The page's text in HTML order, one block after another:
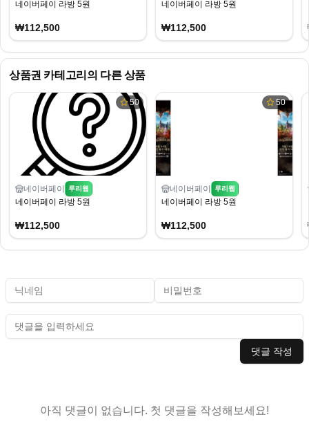
네이버페이 라방 5원
₩112,500
네이버페이 라방 5원
₩112,500
상품권 카테고리의 다른 상품
50
네이버페이 루리웹
네이버페이 라방 5원
₩112,500
50
네이버페이 루리웹
네이버페이 라방 5원
₩112,500
댓글 작성
아직 댓글이 없습니다. 첫 댓글을 작성해보세요!